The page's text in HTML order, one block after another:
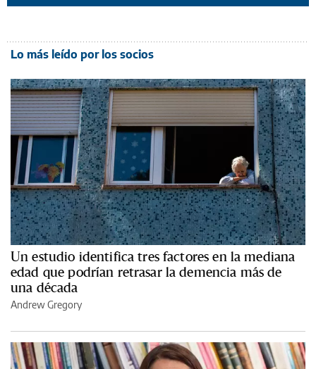
Lo más leído por los socios
Un estudio identifica tres factores en la mediana
edad que podrían retrasar la demencia más de
una década
Andrew Gregory